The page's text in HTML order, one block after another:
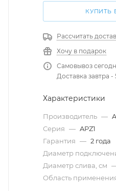
КУПИТЬ
Рассчитать
Хочу в подарок
Самовывоз
Доставка завтра -
Характеристики
Производитель —
Серия — APZ1
Гарантия — 2 года
Диаметр
Диаметр слива, см
Область